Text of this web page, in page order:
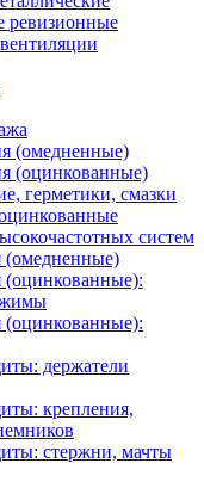
ревизионные
(омедненные)
(оцинкованные)
герметики, смазки
систем
(омедненные)
(оцинкованные):
(оцинкованные):
держатели
крепления,
стержни, мачты